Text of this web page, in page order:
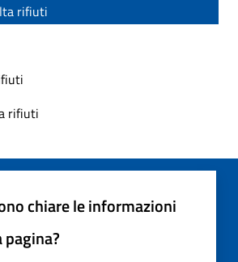
rifiuti
rifiuti
chiare le informazioni
pagina?